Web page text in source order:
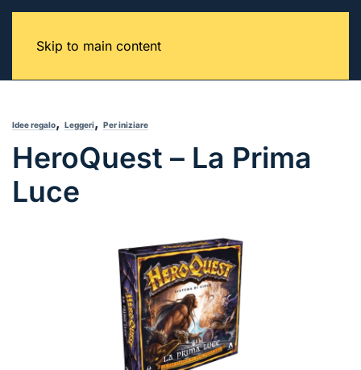
Skip to main content
Idee regalo, Leggeri, Per iniziare
HeroQuest – La Prima
Luce